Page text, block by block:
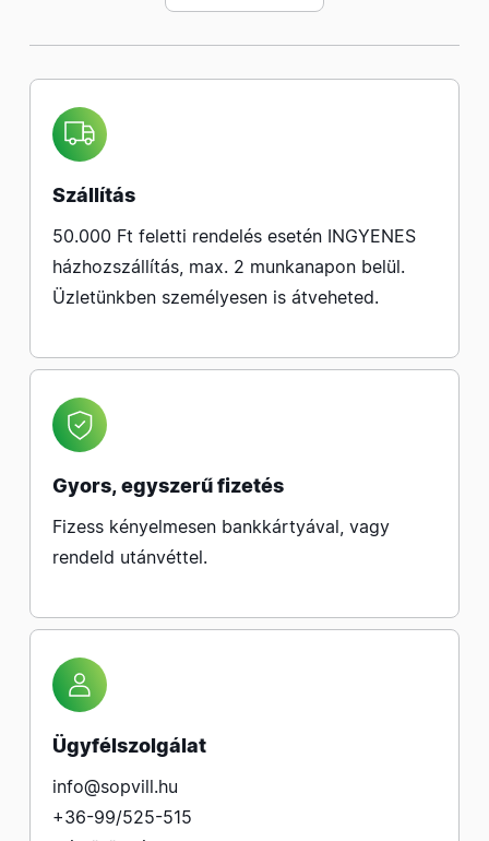
Szállítás
50.000 Ft feletti rendelés esetén INGYENES
házhozszállítás, max. 2 munkanapon belül.
Üzletünkben személyesen is átveheted.
Gyors, egyszerű fizetés
Fizess kényelmesen bankkártyával, vagy
rendeld utánvéttel.
Ügyfélszolgálat
info@sopvill.hu
+36-99/525-515